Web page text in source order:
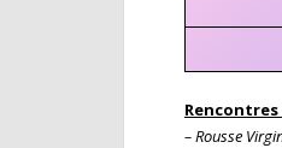
Rencontres
– Rousse